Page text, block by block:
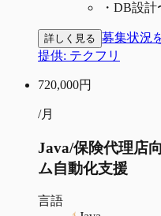
・ DB設計
詳しく見る 募集状況
提供: テクフリ
720,000円
/月
Java/保険代理店
ム自動化支援
言語